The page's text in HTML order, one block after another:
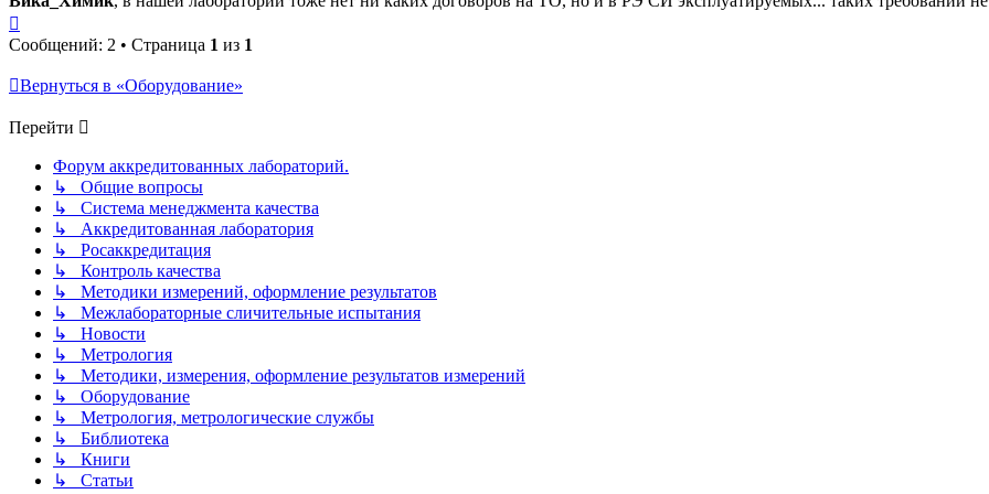
к
началу
Сообщений: 2 • Страница 1 из 1
Вернуться в «Оборудование»
Перейти
Форум аккредитованных лабораторий.
↳ Общие вопросы
↳ Система менеджмента качества
↳ Аккредитованная лаборатория
↳ Росаккредитация
↳ Контроль качества
↳ Методики измерений, оформление результатов
↳ Межлабораторные сличительные испытания
↳ Новости
↳ Метрология
↳ Методики, измерения, оформление результатов измерений
↳ Оборудование
↳ Метрология, метрологические службы
↳ Библиотека
↳ Книги
↳ Статьи